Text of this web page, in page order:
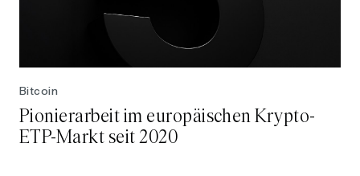
Bitcoin
Pionierarbeit im europäischen Krypto-
ETP-Markt seit 2020